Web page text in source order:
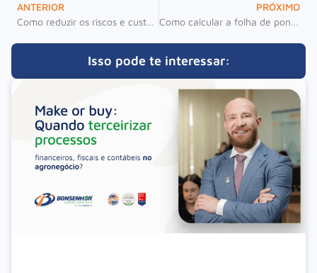
ANTERIOR
Como reduzir os riscos e custos no processo de desligamento
PRÓXIMO
Como calcular a folha de ponto de funcionários: guia completo
Isso pode te interessar: